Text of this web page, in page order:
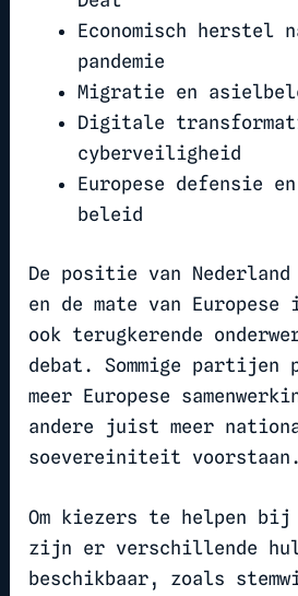
Economisch herstel
pandemie
Migratie en
Digitale
cyberveiligheid
Europese defensie
beleid
De positie van Nederland
en de mate van
ook terugkerende
debat. Sommige partijen
meer Europese
andere juist meer
soevereiniteit voorstaan.
Om kiezers te helpen bij
zijn er verschillende
beschikbaar, zoals